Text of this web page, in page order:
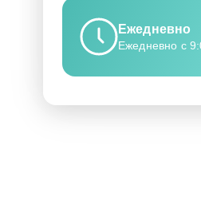
Ежедневно
Ежедневно с